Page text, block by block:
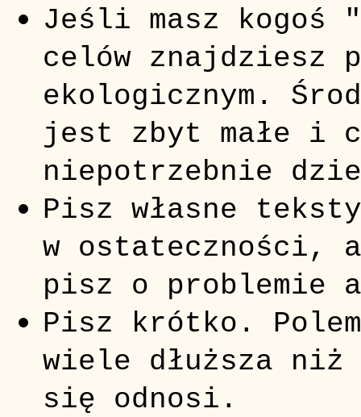
Jeśli masz kogoś
celów znajdziesz
ekologicznym.
jest zbyt małe i
niepotrzebnie
Pisz własne
w
pisz o problemie
Pisz krótko.
wiele dłuższa niż
się odnosi.